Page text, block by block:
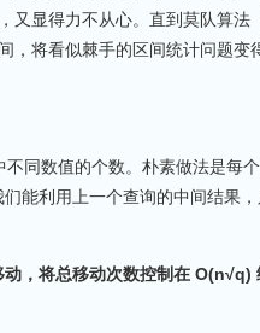
又显得力不从心。直到莫队算法
将看似棘手的区间统计问题变
同数值的个数。朴素做法是每
能利用上一个查询的中间结果
，将总移动次数控制在 O(n√q)